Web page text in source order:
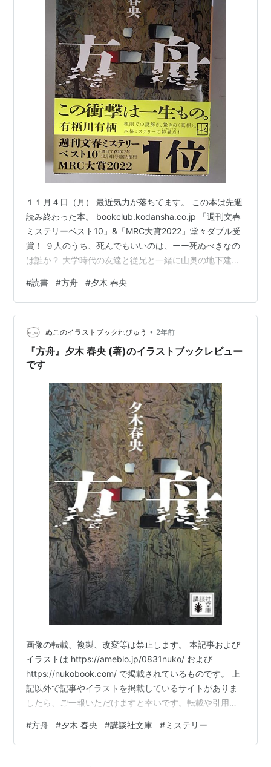
１１月４日（月） 最近気力が落ちてます。 この本は先週
読み終わった本。 bookclub.kodansha.co.jp 「週刊文春
ミステリーベスト10」&「MRC大賞2022」堂々ダブル受
賞！ ９人のうち、死んでもいいのは、ーー死ぬべきなの
は誰か？ 大学時代の友達と従兄と一緒に山奥の地下建築
築の中で夜を越すことになった。翌日の明け方、地震が
発生し、扉が岩でふさがれた。さらに地盤に異変が起
き、水が流入しはじめた。いずれ地下建築は水没する。
そんな矢先に殺人が起こった。だれか一人を犠牲にすれ
ば脱出できる。生贄には、その犯人がなるべきだ。ーー
犯人以外の…
#読書 #方舟 #夕木 春央
ぬこのイラストブックれびゅう • 2年前
『方舟』夕木 春央 (著)のイラストブックレビュー
です
画像の転載、複製、改変等は禁止します。 本記事および
イラストは https://ameblo.jp/0831nuko/ および
https://nukobook.com/ で掲載されているものです。 上
記以外で記事やイラストを掲載しているサイトがありま
したら、ご一報いただけますと幸いです。転載や引用に
講談社文庫 のイラストブックレビューです。 仲間たちと
ともに山奥の地下施設へとやってきた柊一だが地震によ
#方舟 #夕木 春央 #講談社文庫 #ミステリー